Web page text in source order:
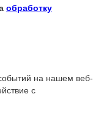
обработку
на нашем веб-
с